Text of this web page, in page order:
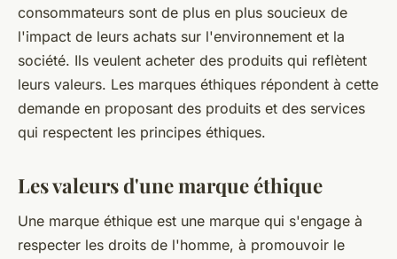
consommateurs sont de plus en plus soucieux de
l'impact de leurs achats sur l'environnement et la
société. Ils veulent acheter des produits qui reflètent
leurs valeurs. Les marques éthiques répondent à cette
demande en proposant des produits et des services
qui respectent les principes éthiques.
Les valeurs d'une marque éthique
Une marque éthique est une marque qui s'engage à
respecter les droits de l'homme, à promouvoir le